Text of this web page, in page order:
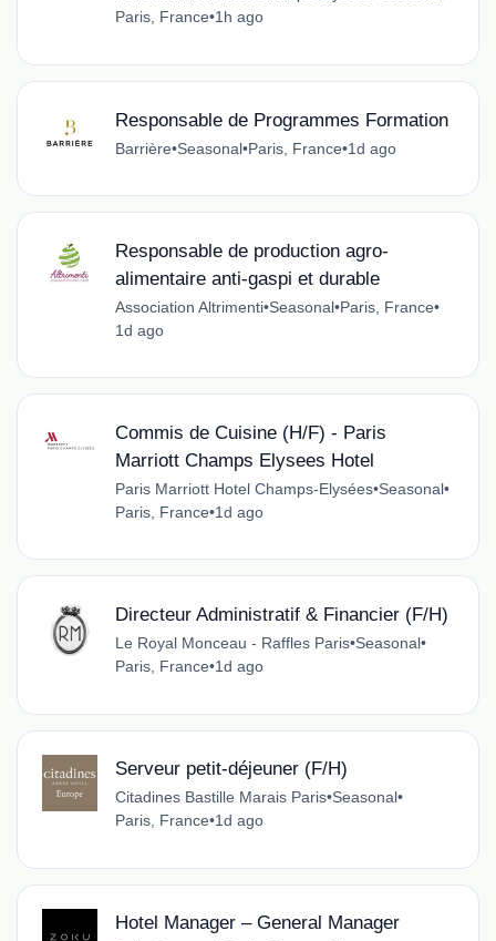
Paris, France•1h ago
Responsable de Programmes Formation
Barrière•Seasonal•Paris, France•1d ago
Responsable de production agro-
alimentaire anti-gaspi et durable
Association Altrimenti•Seasonal•Paris, France•
1d ago
Commis de Cuisine (H/F) - Paris
Marriott Champs Elysees Hotel
Paris Marriott Hotel Champs-Elysées•Seasonal•
Paris, France•1d ago
Directeur Administratif & Financier (F/H)
Le Royal Monceau - Raffles Paris•Seasonal•
Paris, France•1d ago
Serveur petit-déjeuner (F/H)
Citadines Bastille Marais Paris•Seasonal•
Paris, France•1d ago
Hotel Manager – General Manager